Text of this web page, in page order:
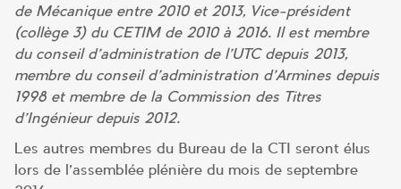
de Mécanique entre 2010 et 2013, Vice-président
(collège 3) du CETIM de 2010 à 2016. Il est membre
du conseil d’administration de l’UTC depuis 2013,
membre du conseil d’administration d’Armines depuis
1998 et membre de la Commission des Titres
d’Ingénieur depuis 2012.
Les autres membres du Bureau de la CTI seront élus
lors de l’assemblée plénière du mois de septembre